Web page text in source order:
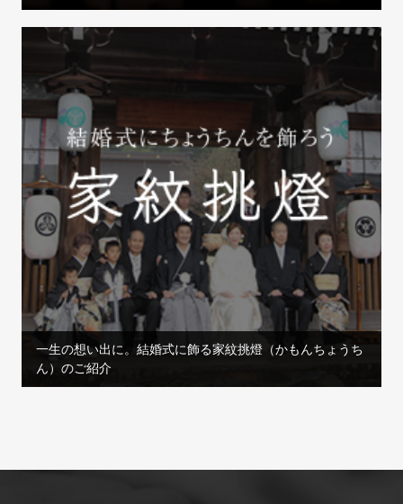
一生の想い出に。結婚式に飾る家紋挑燈（かもんちょうち
ん）のご紹介